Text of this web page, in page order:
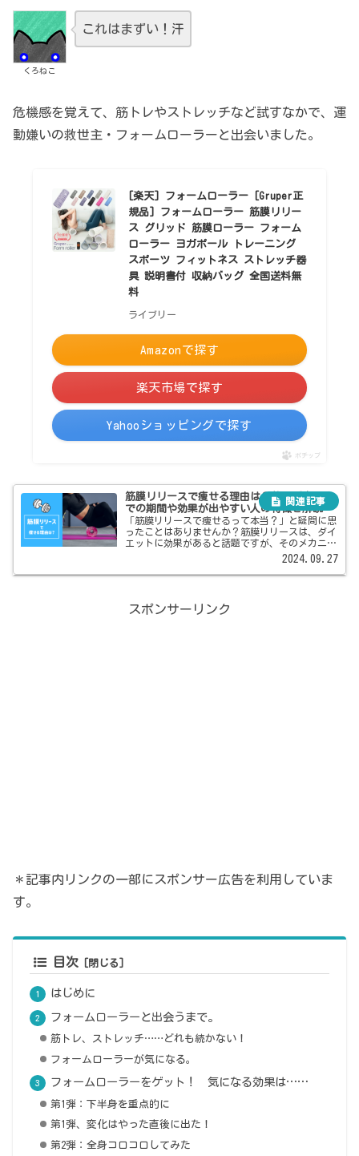
くろねこ
これはまずい！汗
危機感を覚えて、筋トレやストレッチなど試すなかで、運
動嫌いの救世主・フォームローラーと出会いました。
[楽天] フォームローラー [Gruper正
規品] フォームローラー 筋膜リリー
ス グリッド 筋膜ローラー フォーム
ローラー ヨガポール トレーニング
スポーツ フィットネス ストレッチ器
具 説明書付 収納バッグ 全国送料無
料
ライブリー
Amazonで探す
楽天市場で探す
Yahooショッピングで探す
ポチップ
筋膜リリースで痩せる理由は？効果が出るま
での期間や効果が出やすい人の特徴を解説
「筋膜リリースで痩せるって本当？」と疑問に思
ったことはありませんか？筋膜リリースは、ダイ
エットに効果があると話題ですが、そのメカニズ
ムや効果が出るまでの期間、効果が出やすい人の
特徴など、知りたいポイントがたくさんあります
よね。今回は、なぜ筋...
2024.09.27
スポンサーリンク
＊記事内リンクの一部にスポンサー広告を利用していま
す。
目次
はじめに
フォームローラーと出会うまで。
筋トレ、ストレッチ……どれも続かない！
フォームローラーが気になる。
フォームローラーをゲット！ 気になる効果は……
第1弾：下半身を重点的に
第1弾、変化はやった直後に出た！
第2弾：全身コロコロしてみた